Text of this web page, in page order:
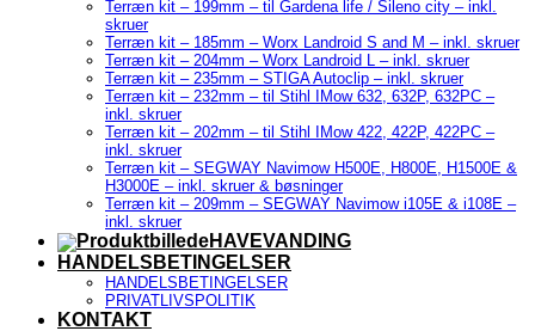
Terræn kit – 199mm – til Gardena life / Sileno city – inkl.
skruer
Terræn kit – 185mm – Worx Landroid S and M – inkl. skruer
Terræn kit – 204mm – Worx Landroid L – inkl. skruer
Terræn kit – 235mm – STIGA Autoclip – inkl. skruer
Terræn kit – 232mm – til Stihl IMow 632, 632P, 632PC –
inkl. skruer
Terræn kit – 202mm – til Stihl IMow 422, 422P, 422PC –
inkl. skruer
Terræn kit – SEGWAY Navimow H500E, H800E, H1500E &
H3000E – inkl. skruer & bøsninger
Terræn kit – 209mm – SEGWAY Navimow i105E & i108E –
inkl. skruer
HAVEVANDING
HANDELSBETINGELSER
HANDELSBETINGELSER
PRIVATLIVSPOLITIK
KONTAKT